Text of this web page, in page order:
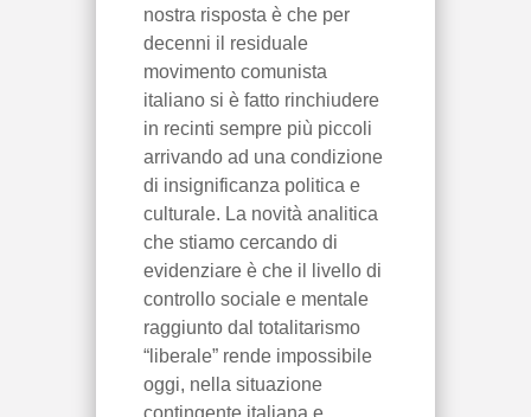
nostra risposta è che per
decenni il residuale
movimento comunista
italiano si è fatto rinchiudere
in recinti sempre più piccoli
arrivando ad una condizione
di insignificanza politica e
culturale. La novità analitica
che stiamo cercando di
evidenziare è che il livello di
controllo sociale e mentale
raggiunto dal totalitarismo
“liberale” rende impossibile
oggi, nella situazione